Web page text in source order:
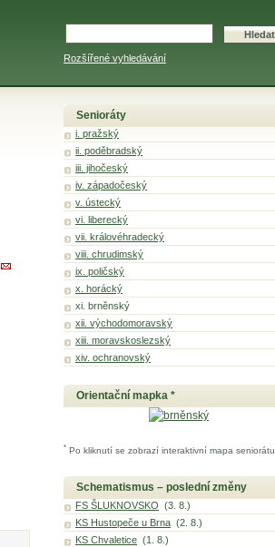
Rozšířené vyhledávání
Senioráty
i. pražský
ii. poděbradský
iii. jihočeský
iv. západočeský
v. ústecký
vi. liberecký
vii. královéhradecký
viii. chrudimský
ix. poličský
x. horácký
xi. brněnský
xii. východomoravský
xiii. moravskoslezský
xiv. ochranovský
Orientační mapka *
* Po kliknutí se zobrazí interaktivní mapa seniorátu.
Schematismus – poslední změny
FS ŠLUKNOVSKO (3. 8.)
KS Hustopeče u Brna (2. 8.)
KS Chvaletice (1. 8.)